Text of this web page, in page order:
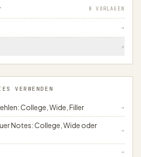
8 VORLAGEN
→
↗
VERWENDEN
College, Wide, Filler →
Notes: College, Wide oder
→
→